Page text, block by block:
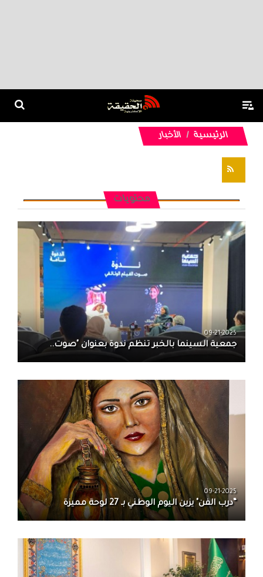
الرئيسية الأخبار
محتويات
09-21-2025
جمعية السينما بالخبر تنظم ندوة بعنوان "صوت..
09-21-2025
“درب الفن" يزين اليوم الوطني بـ 27 لوحة مميزة